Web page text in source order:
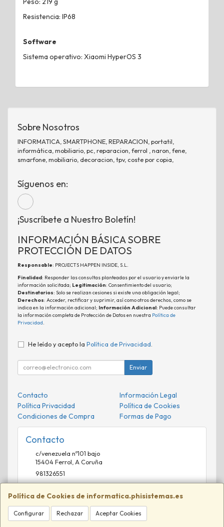
Resistencia: IP68
Software
Sistema operativo: Xiaomi HyperOS 3
Política de Cookies de informatica.phisistemas.es
Configurar Rechazar Aceptar Cookies
Sobre Nosotros
INFORMATICA, SMARTPHONE, REPARACION, portatil,
informática, mobiliario, pc, reparacion, ferrol , naron, fene,
smarfone, mobiliario, decoracion, tpv, coste por copia,
Síguenos en:
¡Suscríbete a Nuestro Boletín!
INFORMACIÓN BÁSICA SOBRE
PROTECCIÓN DE DATOS
Responsable: PROJECTS HAPPEN INSIDE, S.L.
Finalidad: Responder las consultas planteadas por el usuario y enviarle la
información solicitada; Legitimación: Consentimiento del usuario;
Destinatarios: Solo se realizan cesiones si existe una obligación legal;
Derechos: Acceder, rectificar y suprimir, así como otros derechos, como se
indica en la información adicional; Información Adicional: Puede consultar
la información completa de Protección de Datos en nuestra Política de
Privacidad.
He leído y acepto la Política de Privacidad
Enviar
Contacto
Información Legal
Política Privacidad
Política de Cookies
Condiciones de Compra
Formas de Pago
Contacto
c/venezuela nº101 bajo
15404Ferrol A Coruña
981326551
comercial@phisistemas.es
Horario